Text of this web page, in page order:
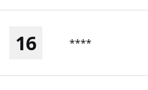
16 ****